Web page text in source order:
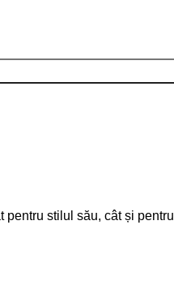
stilul său, cât și